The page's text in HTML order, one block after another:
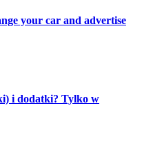
your car and advertise
i dodatki? Tylko w